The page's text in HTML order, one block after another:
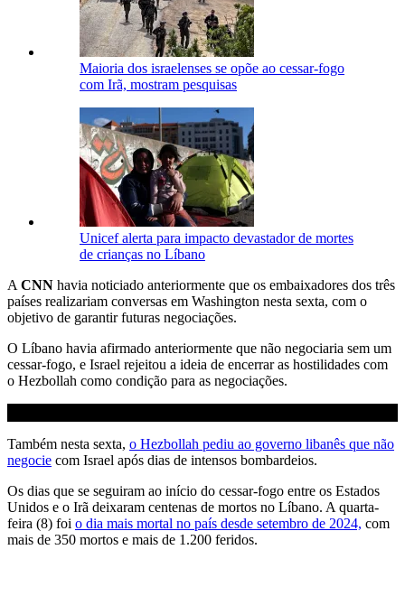
Maioria dos israelenses se opõe ao cessar-fogo
com Irã, mostram pesquisas
Unicef alerta para impacto devastador de mortes
de crianças no Líbano
A CNN havia noticiado anteriormente que os embaixadores dos três
países realizariam conversas em Washington nesta sexta, com o
objetivo de garantir futuras negociações.
O Líbano havia afirmado anteriormente que não negociaria sem um
cessar-fogo, e Israel rejeitou a ideia de encerrar as hostilidades com
o Hezbollah como condição para as negociações.
Também nesta sexta, o Hezbollah pediu ao governo libanês que não
negocie com Israel após dias de intensos bombardeios.
Os dias que se seguiram ao início do cessar-fogo entre os Estados
Unidos e o Irã deixaram centenas de mortos no Líbano. A quarta-
feira (8) foi o dia mais mortal no país desde setembro de 2024, com
mais de 350 mortos e mais de 1.200 feridos.